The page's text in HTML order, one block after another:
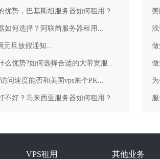
优势，巴基斯坦服务器如何租用？...
如何选择？阿联酋服务器租用...
元旦放假通知...
大带宽服务器有什么优势?如何选择合适的大带宽服务器？...
问速度能否和美国vps来个PK...
不好？马来西亚服务器如何租用？...
VPS租用 其他业务